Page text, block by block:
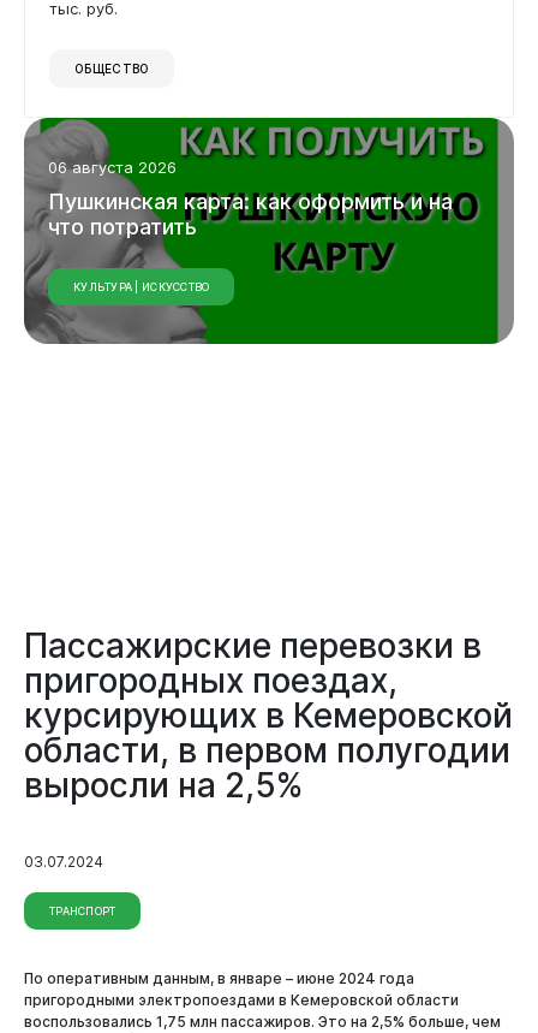
Виртуальнаяприемная
тыс. руб.
ОБЩЕСТВО
06 августа 2026
Пушкинская карта:какоформитьина
что потратить
КУЛЬТУРА | ИСКУССТВО
Пассажирские перевозки в
пригородных поездах,
курсирующих в Кемеровской
области, в первом полугодии
выросли на 2,5%
03.07.2024
ТРАНСПОРТ
По оперативным данным, в январе – июне 2024 года
пригородными электропоездами в Кемеровской области
воспользовались 1,75 млн пассажиров. Это на 2,5% больше, чем